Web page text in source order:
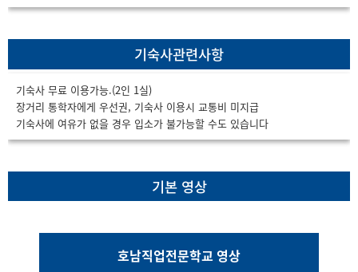
기숙사관련사항
기숙사 무료 이용가능.(2인 1실)
장거리 통학자에게 우선권, 기숙사 이용시 교통비 미지급
기숙사에 여유가 없을 경우 입소가 불가능할 수도 있습니다
기본 영상
호남직업전문학교 영상